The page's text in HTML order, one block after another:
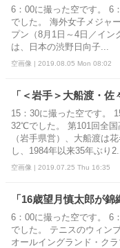
6：00に撮った空です。 6
でした。 海外女子メジャ
プン（8月1日～4日／イン
は、日本の渋野日向子...
空画像 | 2019.08.05 Mon 08:02
「＜岩手＞大船渡・佐
15：30に撮った空です。
32℃でした。 第101回全
（岩手県営）、大船渡は
し、1984年以来35年ぶり2...
空画像 | 2019.07.25 Thu 16:35
「16歳望月慎太郎が錦
6：00に撮った空です。 6
でした。 テニスのウィン
オールイングランド・ク